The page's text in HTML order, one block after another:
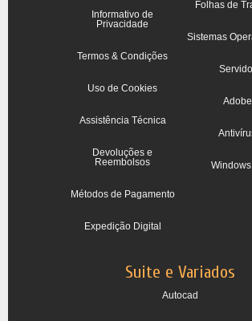
Informativo de
Privacidade
Termos & Condições
Uso de Cookies
Assistência Técnica
Devoluções e
Reembolsos
Métodos de Pagamento
Expedição Digital
Folhas de
Sistemas
Adobe
Windows
Suite e Variados
Autocad